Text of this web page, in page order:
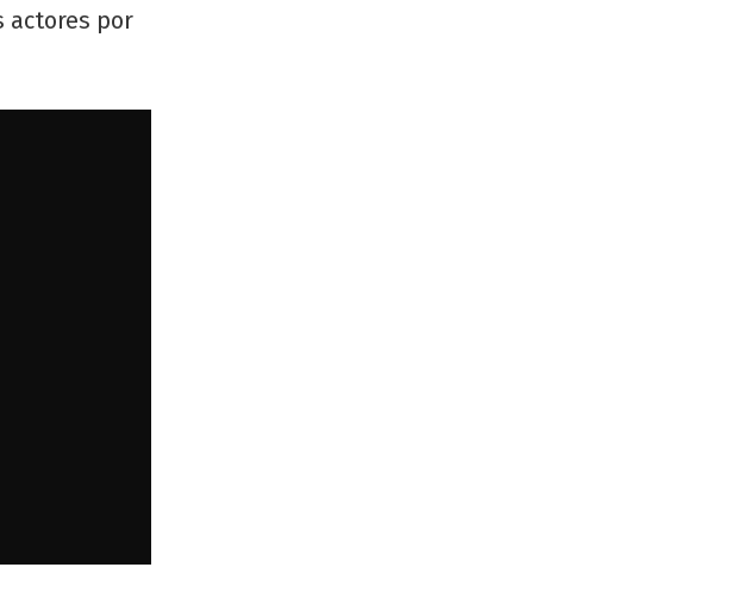
actores por